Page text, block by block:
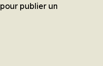
pour publier un